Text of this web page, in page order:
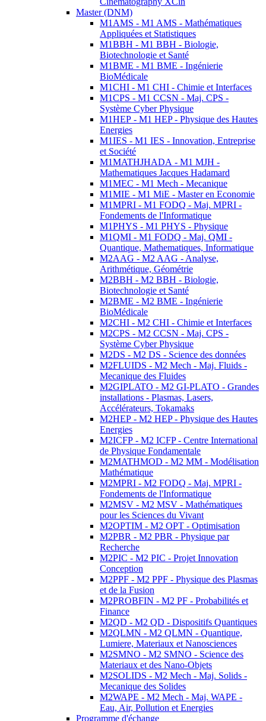
Master (DNM)
M1AMS - M1 AMS - Mathématiques
Appliquées et Statistiques
M1BBH - M1 BBH - Biologie,
Biotechnologie et Santé
M1BME - M1 BME - Ingénierie
BioMédicale
M1CHI - M1 CHI - Chimie et Interfaces
M1CPS - M1 CCSN - Maj. CPS -
Système Cyber Physique
M1HEP - M1 HEP - Physique des Hautes
Energies
M1IES - M1 IES - Innovation, Entreprise
et Société
M1MATHJHADA - M1 MJH -
Mathematiques Jacques Hadamard
M1MEC - M1 Mech - Mecanique
M1MIE - M1 MiE - Master en Economie
M1MPRI - M1 FODQ - Maj. MPRI -
Fondements de l'Informatique
M1PHYS - M1 PHYS - Physique
M1QMI - M1 FODQ - Maj. QMI -
Quantique, Mathematiques, Informatique
M2AAG - M2 AAG - Analyse,
Arithmétique, Géométrie
M2BBH - M2 BBH - Biologie,
Biotechnologie et Santé
M2BME - M2 BME - Ingénierie
BioMédicale
M2CHI - M2 CHI - Chimie et Interfaces
M2CPS - M2 CCSN - Maj. CPS -
Système Cyber Physique
M2DS - M2 DS - Science des données
M2FLUIDS - M2 Mech - Maj. Fluids -
Mecanique des Fluides
M2GIPLATO - M2 GI-PLATO - Grandes
installations - Plasmas, Lasers,
Accélérateurs, Tokamaks
M2HEP - M2 HEP - Physique des Hautes
Energies
M2ICFP - M2 ICFP - Centre International
de Physique Fondamentale
M2MATHMOD - M2 MM - Modélisation
Mathématique
M2MPRI - M2 FODQ - Maj. MPRI -
Fondements de l'Informatique
M2MSV - M2 MSV - Mathématiques
pour les Sciences du Vivant
M2OPTIM - M2 OPT - Optimisation
M2PBR - M2 PBR - Physique par
Recherche
M2PIC - M2 PIC - Projet Innovation
Conception
M2PPF - M2 PPF - Physique des Plasmas
et de la Fusion
M2PROBFIN - M2 PF - Probabilités et
Finance
M2QD - M2 QD - Dispositifs Quantiques
M2QLMN - M2 QLMN - Quantique,
Lumiere, Materiaux et Nanosciences
M2SMNO - M2 SMNO - Science des
Materiaux et des Nano-Objets
M2SOLIDS - M2 Mech - Maj. Solids -
Mecanique des Solides
M2WAPE - M2 Mech - Maj. WAPE -
Eau, Air, Pollution et Energies
Programme d'échange